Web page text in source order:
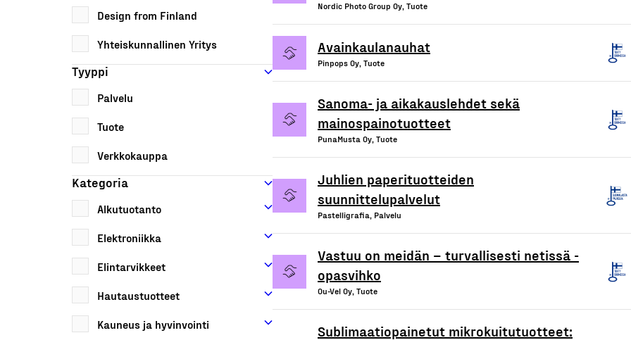
Design from Finland
Yhteiskunnallinen Yritys
Tyyppi
Palvelu
Tuote
Verkkokauppa
Kategoria
Alkutuotanto
Elektroniikka
Elintarvikkeet
Hautaustuotteet
Kauneus ja hyvinvointi
Nordic Photo Group Oy, Tuote
Avainkaulanauhat
Pinpops Oy, Tuote
Sanoma- ja aikakauslehdet sekä
mainospainotuotteet
PunaMusta Oy, Tuote
Juhlien paperituotteiden
suunnittelupalvelut
Pastelligrafia, Palvelu
Vastuu on meidän – turvallisesti netissä -
opasvihko
Ou-Vel Oy, Tuote
Sublimaatiopainetut mikrokuitutuotteet: